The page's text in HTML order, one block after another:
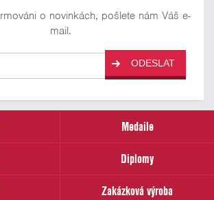
o novinkách, pošlete nám Váš e-
mail.
ODESLAT
Medaile
Diplomy
Zakázková výroba